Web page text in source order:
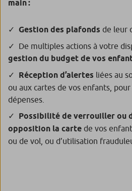
main :
Gestion des plafonds de leur
De multiples actions à votre
gestion du budget de vos
Réception d’alertes liées au
ou aux cartes de vos enfants,
dépenses.
Possibilité de verrouiller ou
opposition la carte de vos
ou de vol, ou d’utilisation